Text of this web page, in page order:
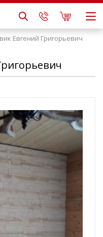
Евгений Григорьевич